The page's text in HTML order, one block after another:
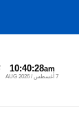
10:40:29am
7 أغسطس / AUG 2026